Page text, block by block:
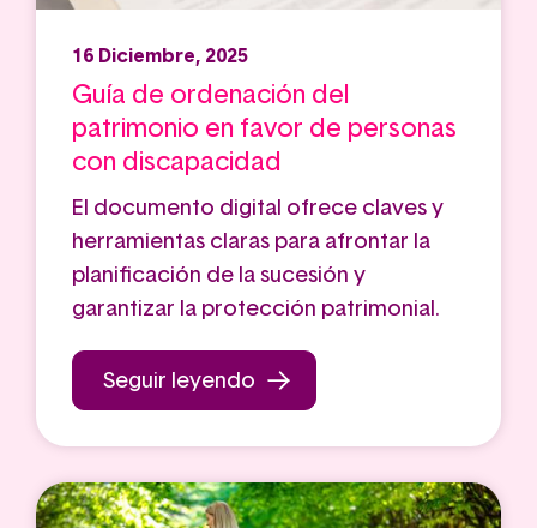
16 Diciembre, 2025
Guía de ordenación del
patrimonio en favor de personas
con discapacidad
El documento digital ofrece claves y
herramientas claras para afrontar la
planificación de la sucesión y
garantizar la protección patrimonial.
Seguir leyendo